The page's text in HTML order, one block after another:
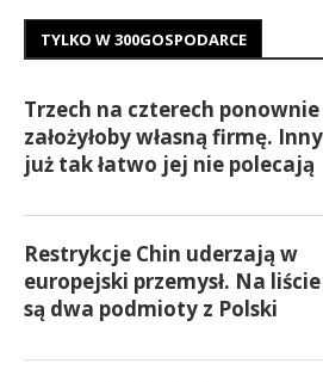
TYLKO W 300GOSPODARCE
Trzech na czterech ponownie
założyłoby własną firmę.
już tak łatwo jej nie polecają
Restrykcje Chin uderzają w
europejski przemysł. Na liście
są dwa podmioty z Polski